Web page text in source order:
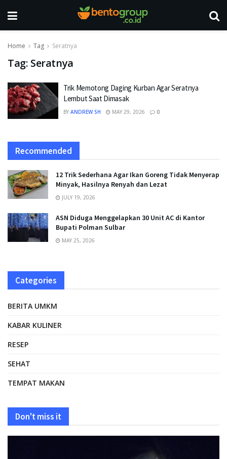
Home Tag Seratnya
Tag: Seratnya
Trik Memotong Daging Kurban Agar Seratnya
Lembut Saat Dimasak
BY ANDREW SH MAY 29, 2026 0
Recommended
12 Trik Sederhana Agar Ikan Goreng Tidak Menyerap
Minyak, Hasilnya Renyah dan Lezat
JULY 19, 2026
ASN Diduga Menggelapkan 30 Unit AC di Kantor
Bupati Polman Sulbar
MAY 25, 2026
Categories
BERITA UMKM
KABAR KULINER
RESEP
SEHAT
TEMPAT MAKAN
Don't miss it